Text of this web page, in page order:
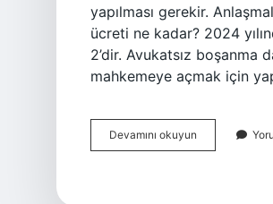
yapılması gerekir.
ücreti ne kadar? 2024
2’dir. Avukatsız boşanma
mahkemeye açmak için
Devamını okuyun Anlaşmalı
Boşanma